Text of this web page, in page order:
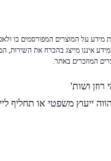
על המוצרים המפורסמים בו
איננו מייצג בהכרח את השירות,
המוזכרים באתר.
ייעוץ משפטי או תחליף